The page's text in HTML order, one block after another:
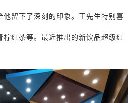
留下了深刻的印象。王先生特别喜
红茶等。最近推出的新饮品超级红